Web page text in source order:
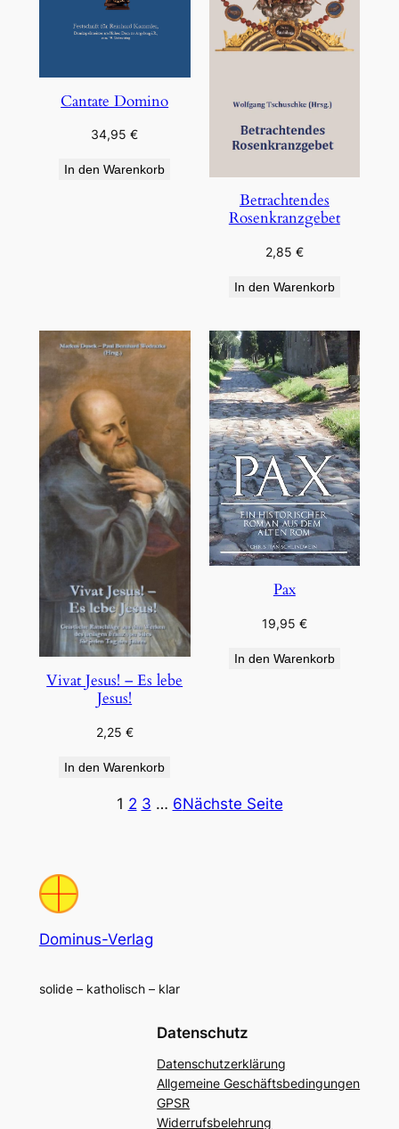
Cantate Domino
34,95€
In den Warenkorb
Betrachtendes
Rosenkranzgebet
2,85 €
In den Warenkorb
Vivat Jesus! – Es lebe
Jesus!
2,25 €
In den Warenkorb
Pax
19,95 €
In den Warenkorb
1 2 3 … 6Nächste Seite
Dominus-Verlag
solide – katholisch – klar
Datenschutz
Datenschutzerklärung
Allgemeine Geschäftsbedingungen
GPSR
Widerrufsbelehrung